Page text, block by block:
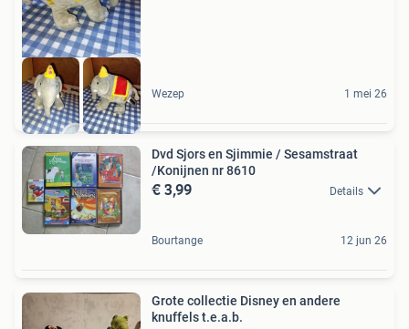
Wezep 1 mei 26
Dvd Sjors en Sjimmie / Sesamstraat
/Konijnen nr 8610
€ 3,99 Details
Bourtange 12 jun 26
Grote collectie Disney en andere
knuffels t.e.a.b.